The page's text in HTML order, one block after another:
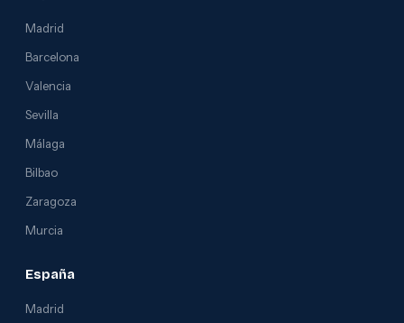
Madrid
Barcelona
Valencia
Sevilla
Málaga
Bilbao
Zaragoza
Murcia
España
Madrid